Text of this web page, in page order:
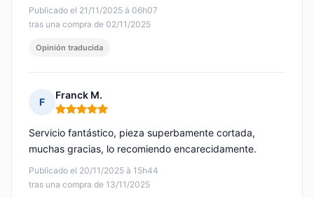
Publicado el 21/11/2025 à 06h07
tras una compra de 02/11/2025
Opinión traducida
F
Franck M.
Nota: 5 de 5
Publicado el 20/11/2025 à 15h44
tras una compra de 13/11/2025
Servicio fantástico, pieza superbamente cortada,
muchas gracias, lo recomiendo encarecidamente.